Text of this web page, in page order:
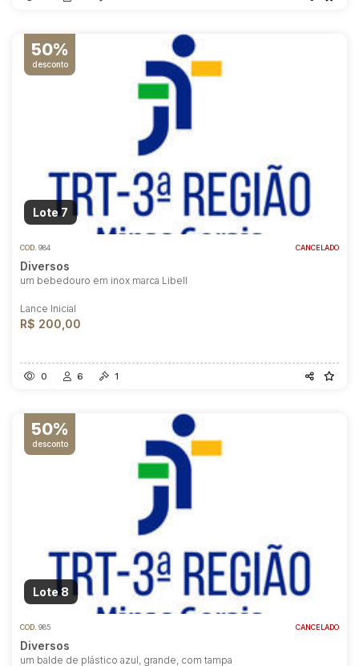
50%
desconto
Lote 7
COD. 984 CANCELADO
Diversos
um bebedouro em inox marca Libell
Lance Inicial
R$ 200,00
0 6 1
50%
desconto
Lote 8
COD. 985 CANCELADO
Diversos
um balde de plástico azul, grande, com tampa